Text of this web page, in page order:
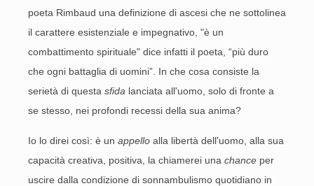
poeta Rimbaud una definizione di ascesi che ne sottolinea
il carattere esistenziale e impegnativo, "è un
combattimento spirituale" dice infatti il poeta, “più duro
che ogni battaglia di uomini”. In che cosa consiste la
serietà di questa sfida lanciata all'uomo, solo di fronte a
se stesso, nei profondi recessi della sua anima?
Io lo direi così: è un appello alla libertà dell'uomo, alla sua
capacità creativa, positiva, la chiamerei una chance per
uscire dalla condizione di sonnambulismo quotidiano in